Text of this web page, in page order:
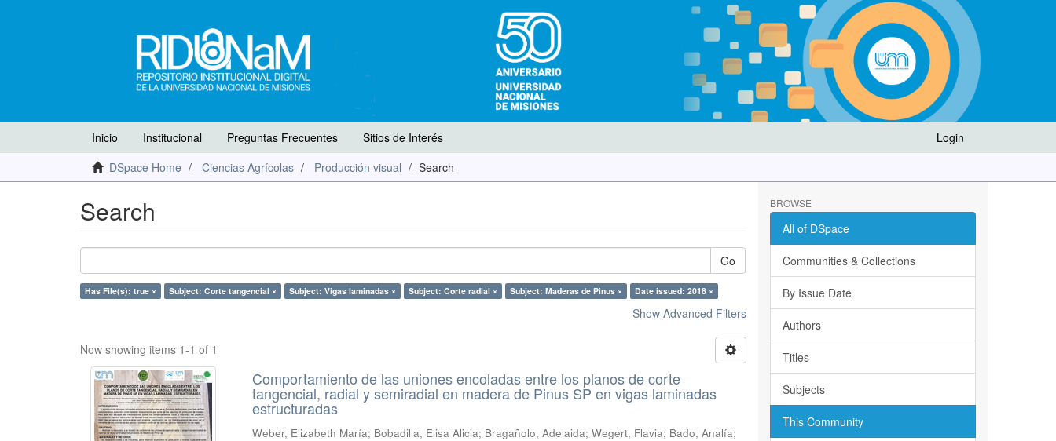
Login
Inicio Institucional Preguntas Frecuentes
Sitios de Interés
DSpace Home
Ciencias Agrícolas Producción visual Search
Search
Go
Has File(s): true × Subject: Corte tangencial × Subject: Vigas laminadas × Subject: Corte radial × Subject: Maderas de Pinus × Date issued: 2018 ×
Show Advanced Filters
Now showing items 1-1 of 1
Comportamiento de las uniones encoladas entre los planos de corte
tangencial, radial y semiradial en madera de Pinus SP en vigas laminadas
estructuradas
Weber, Elizabeth María; Bobadilla, Elisa Alicia; Bragañolo, Adelaida; Wegert, Flavia; Bado, Analía;
BROWSE
All of DSpace
Communities & Collections
By Issue Date
Authors
Titles
Subjects
This Community